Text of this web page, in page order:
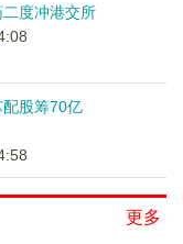
二度冲港交所
配股筹70亿
更多